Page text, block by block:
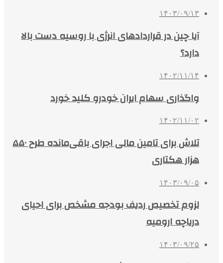
۱۴۰۳/۰۹/۱۳
آیا چین در قراردادهای انرژی با روسیه دست بالا
دارد؟
۱۴۰۲/۱۱/۱۴
واگذاری سهام ایران خودرو کلید خورد
۱۴۰۲/۱۱/۰۲
تلاش برای تامین مالی اجرای باقی‌مانده طرح ۵۵۰
هزار هکتاری
۱۴۰۳/۰۹/۰۵
لزوم تخصیص ردیف بودجه مشخص برای احیای
دریاچه ارومیه
۱۴۰۳/۰۹/۲۵